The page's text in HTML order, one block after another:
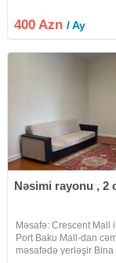
400 Azn/ Ay
Nəsimi rayonu , 2
Məsafə: Crescent Mall
Port Baku Mall-dan
məsafədə yerləşir Bina